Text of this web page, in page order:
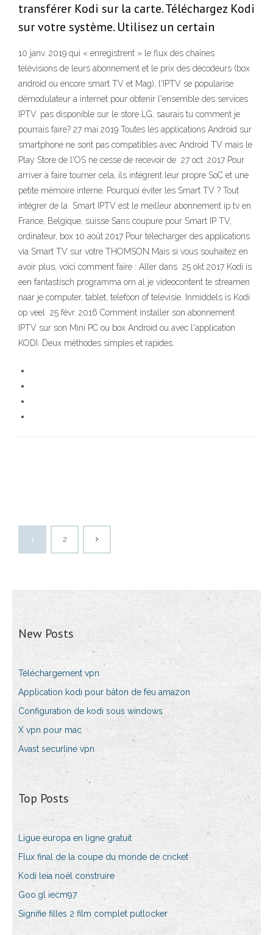
transférer Kodi sur la carte. Téléchargez Kodi
sur votre système. Utilisez un certain
10 janv. 2019 qui « enregistrent » le flux des chaines
télévisions de leurs abonnement et le prix des décodeurs (box
android ou encore smart TV et Mag), l'IPTV se popularise.
démodulateur a internet pour obtenir l'ensemble des services
IPTV. pas disponible sur le store LG, saurais tu comment je
pourrais faire? 27 mai 2019 Toutes les applications Android sur
smartphone ne sont pas compatibles avec Android TV mais le
Play Store de l'OS ne cesse de recevoir de 27 oct. 2017 Pour
arriver à faire tourner cela, ils intègrent leur propre SoC et une
petite mémoire interne. Pourquoi éviter les Smart TV ? Tout
intégrer de la Smart IPTV est le meilleur abonnement ip tv en
France, Belgique, suisse Sans coupure pour Smart IP TV,
ordinateur, box 10 août 2017 Pour télécharger des applications
via Smart TV sur votre THOMSON Mais si vous souhaitez en
avoir plus, voici comment faire : Aller dans 25 okt 2017 Kodi is
een fantastisch programma om al je videocontent te streamen
naar je computer, tablet, telefoon of televisie. Inmiddels is Kodi
op veel 25 févr. 2016 Comment installer son abonnement
IPTV sur son Mini PC ou box Android ou avec l'application
KODI. Deux méthodes simples et rapides.
1 2
New Posts
Téléchargement vpn
Application kodi pour bâton de feu amazon
Configuration de kodi sous windows
X vpn pour mac
Avast securline vpn
Top Posts
Ligue europa en ligne gratuit
Flux final de la coupe du monde de cricket
Kodi leia noël construire
Goo.gl iecm97
Signifie filles 2 film complet putlocker